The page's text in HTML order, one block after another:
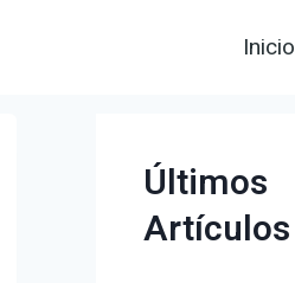
Inicio
Últimos
Artículos